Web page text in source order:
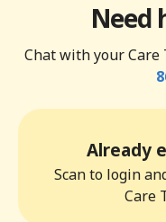
Need
Chat with your Care
Already
Scan to login
Care